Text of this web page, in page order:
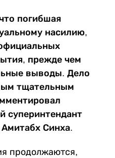
погибшая
насилию,
прежде чем
выводы. Дело
тщательным
суперинтендант
Синха.
продолжаются,